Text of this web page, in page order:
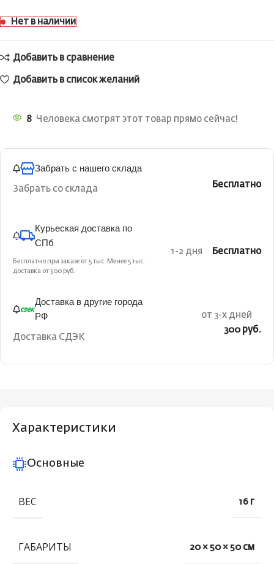
Нет в наличии
Добавить в сравнение
Добавить в список желаний
8 Человека смотрят этот товар прямо сейчас!
Забрать с нашего склада
Забрать со склада Бесплатно
Курьеская доставка по
СПб
Бесплатно при заказе от 5 тыс. Менее 5 тыс.
доставка от 300 руб.
1-2 дня Бесплатно
Доставка в другие города
РФ
Доставка СДЭК
от 3-х дней
300 руб.
Характеристики
Основные
ВЕС 16 г
ГАБАРИТЫ 20 × 50 × 50 см